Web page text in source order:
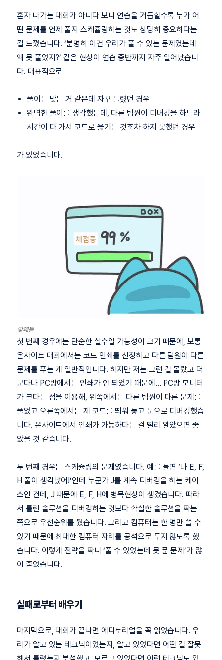
혼자 나가는 대회가 아니다 보니 연습을 거듭할수록 누가 어
떤 문제를 언제 풀지 스케쥴링하는 것도 상당히 중요하다는
걸 느꼈습니다. ‘분명히 이건 우리가 풀 수 있는 문제였는데
왜 못 풀었지?’ 같은 현상이 연습 중반까지 자주 일어났습니
다. 대표적으로
풀이는 맞는 거 같은데 자꾸 틀렸던 경우
완벽한 풀이를 생각했는데, 다른 팀원이 디버깅을 하느라
시간이 다 가서 코드로 옮기는 것조차 하지 못했던 경우
가 있었습니다.
맞왜틀
첫 번째 경우에는 단순한 실수일 가능성이 크기 때문에, 보통
온사이트 대회에서는 코드 인쇄를 신청하고 다른 팀원이 다른
문제를 푸는 게 일반적입니다. 하지만 저는 그런 걸 몰랐고 더
군다나 PC방에서는 인쇄가 안 되었기 때문에… PC방 모니터
가 크다는 점을 이용해, 왼쪽에서는 다른 팀원이 다른 문제를
풀었고 오른쪽에서는 제 코드를 띄워 놓고 눈으로 디버깅했습
니다. 온사이트에서 인쇄가 가능하다는 걸 빨리 알았으면 좋
았을 것 같습니다.
두 번째 경우는 스케쥴링의 문제였습니다. 예를 들면 ‘나 E, F,
H 풀이 생각났어!’인데 누군가 J를 계속 디버깅을 하는 케이
스인 건데, J 때문에 E, F, H에 병목현상이 생겼습니다. 따라
서 틀린 솔루션을 디버깅하는 것보다 확실한 솔루션을 짜는
쪽으로 우선순위를 뒀습니다. 그리고 컴퓨터는 한 명만 쓸 수
있기 때문에 최대한 컴퓨터 자리를 공석으로 두지 않도록 했
습니다. 이렇게 전략을 짜니 ‘풀 수 있었는데 못 푼 문제’가 많
이 줄었습니다.
실패로부터 배우기
마지막으로, 대회가 끝나면 에디토리얼을 꼭 읽었습니다. 우
리가 알고 있는 테크닉이었는지, 알고 있었다면 어떤 걸 잘못